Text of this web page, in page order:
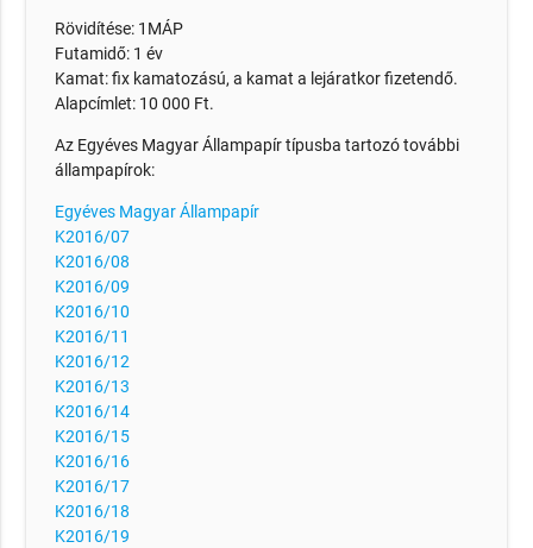
Rövidítése: 1MÁP
Futamidő: 1 év
Kamat: fix kamatozású, a kamat a lejáratkor fizetendő.
Alapcímlet: 10 000 Ft.
Az Egyéves Magyar Állampapír típusba tartozó további
állampapírok:
Egyéves Magyar Állampapír
K2016/07
K2016/08
K2016/09
K2016/10
K2016/11
K2016/12
K2016/13
K2016/14
K2016/15
K2016/16
K2016/17
K2016/18
K2016/19